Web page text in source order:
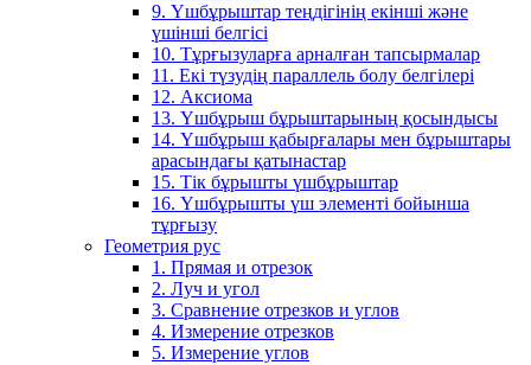
9. Үшбұрыштар теңдігінің екінші және
үшінші белгісі
10. Тұрғызуларға арналған тапсырмалар
11. Екі түзудің параллель болу белгілері
12. Аксиома
13. Үшбұрыш бұрыштарының қосындысы
14. Үшбұрыш қабырғалары мен бұрыштары
арасындағы қатынастар
15. Тік бұрышты үшбұрыштар
16. Үшбұрышты үш элементі бойынша
тұрғызу
Геометрия рус
1. Прямая и отрезок
2. Луч и угол
3. Сравнение отрезков и углов
4. Измерение отрезков
5. Измерение углов